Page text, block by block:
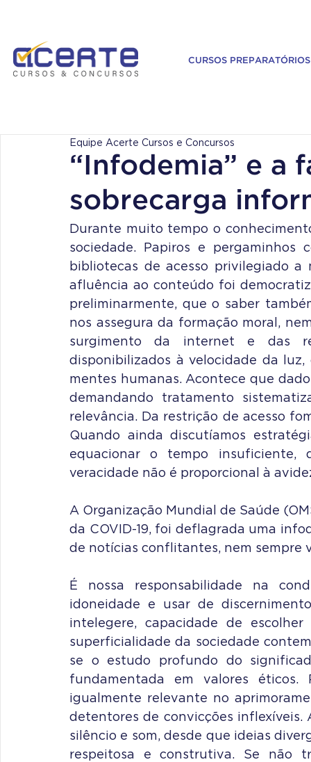
CURSOS PREPARATÓRIOS
“Infodemia” e a
sobrecarga
Equipe Acerte Cursos e Concursos
Durante muito tempo o
sociedade. Papiros e pergaminhos
bibliotecas de acesso privilegiado a
afluência ao conteúdo foi
preliminarmente, que o saber
nos assegura da formação moral,
surgimento da internet e das
disponibilizados à velocidade da
mentes humanas. Acontece que
demandando tratamento
relevância. Da restrição de acesso
Quando ainda discutíamos
equacionar o tempo insuficiente,
veracidade não é proporcional à
A Organização Mundial de Saúde
da COVID-19, foi deflagrada uma
É nossa responsabilidade na
idoneidade e usar de
intelegere, capacidade de
superficialidade da sociedade
se o estudo profundo do
fundamentada em valores
igualmente relevante no
detentores de convicções
silêncio e som, desde que ideias
respeitosa e construtiva. Se não